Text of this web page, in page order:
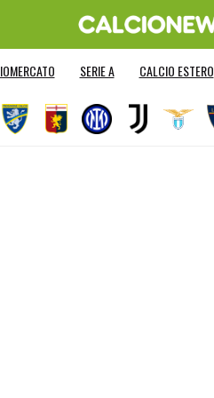
SERIE A CALCIO ESTERO